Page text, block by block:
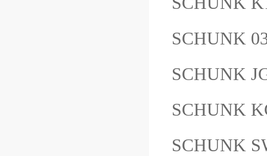
SCHUNK
SCHUNK
SCHUNK
SCHUNK